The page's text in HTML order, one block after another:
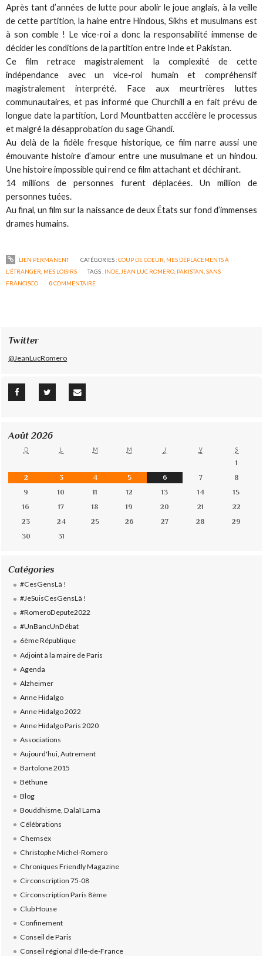
Après tant d’années de lutte pour abolir le joue anglais, à la veille
de cette partition, la haine entre Hindous, Sikhs et musulmans est
à son comble ! Le vice-roi a donc la responsabilité immense de
décider les conditions de la partition entre Inde et Pakistan.
Ce film retrace magistralement la complexité de cette
indépendance avec un vice-roi humain et compréhensif
magistralement interprété. Face aux meurtrières luttes
communautaires, et pas informé que Churchill a en fait prévu de
longue date la partition, Lord Mountbatten accélère le processus
et malgré la désapprobation du sage Ghandi.
Au delà de la fidèle fresque historique, ce film narre aussi une
émouvante histoire d’amour entre une musulmane et un hindou.
Une histoire impossible qui rend ce film attachant et déchirant.
14 millions de personnes furent déplacées. Un million de
personnes tuées.
Au final, un film sur la naissance de deux États sur fond d’immenses
drames humains.
LIEN PERMANENT CATÉGORIES :COUP DE COEUR MES DÉPLACEMENTS À
L'ÉTRANGER MES LOISIRS TAGS : INDE JEAN LUC ROMERO PAKISTAN ,SANS
FRANCISCO
0COMMENTAIRE
Twitter
@JeanLucRomero
Août 2026
D L M M J V S
1
2
3 4 5 6 7
8
9
10 11 12 13 14
15
16
17 18 19 20 21
22
23
24 25 26 27 28
29
30
31
Catégories
#CesGensLà !
#JeSuisCesGensLà !
#RomeroDepute2022
#UnBancUnDébat
6ème République
Adjoint à la maire de Paris
Agenda
Alzheimer
Anne Hidalgo
Anne Hidalgo 2022
Anne Hidalgo Paris 2020
Associations
Aujourd'hui, Autrement
Bartolone 2015
Béthune
Blog
Bouddhisme, Dalaï Lama
Célébrations
Chemsex
Christophe Michel-Romero
Chroniques Friendly Magazine
Circonscription 75-08
Circonscription Paris 8ème
Club House
Confinement
Conseil de Paris
Conseil régional d'Ile-de-France